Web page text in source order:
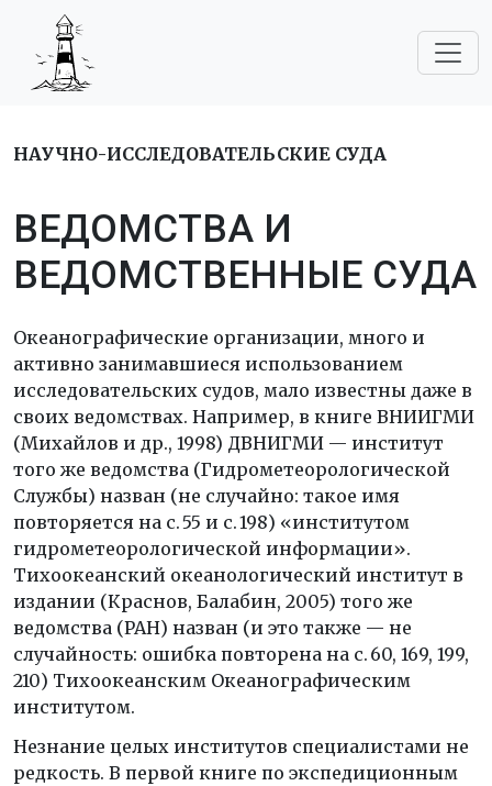
НАУЧНО-ИССЛЕДОВАТЕЛЬСКИЕ СУДА
ВЕДОМСТВА И
ВЕДОМСТВЕННЫЕ СУДА
Океанографические организации, много и
активно занимавшиеся использованием
исследовательских судов, мало известны даже в
своих ведомствах. Например, в книге ВНИИГМИ
(Михайлов и др., 1998) ДВНИГМИ — институт
того же ведомства (Гидрометеорологической
Службы) назван (не случайно: такое имя
повторяется на с. 55 и с. 198) «институтом
гидрометеорологической информации».
Тихоокеанский океанологический институт в
издании (Краснов, Балабин, 2005) того же
ведомства (РАН) назван (и это также — не
случайность: ошибка повторена на с. 60, 169, 199,
210) Тихоокеанским Океанографическим
институтом.
Незнание целых институтов специалистами не
редкость. В первой книге по экспедиционным